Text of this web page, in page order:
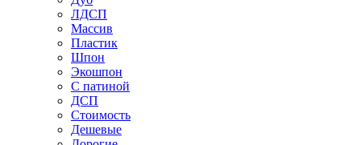
ЛДСП
Массив
Пластик
Шпон
Экошпон
С патиной
ДСП
Стоимость
Дешевые